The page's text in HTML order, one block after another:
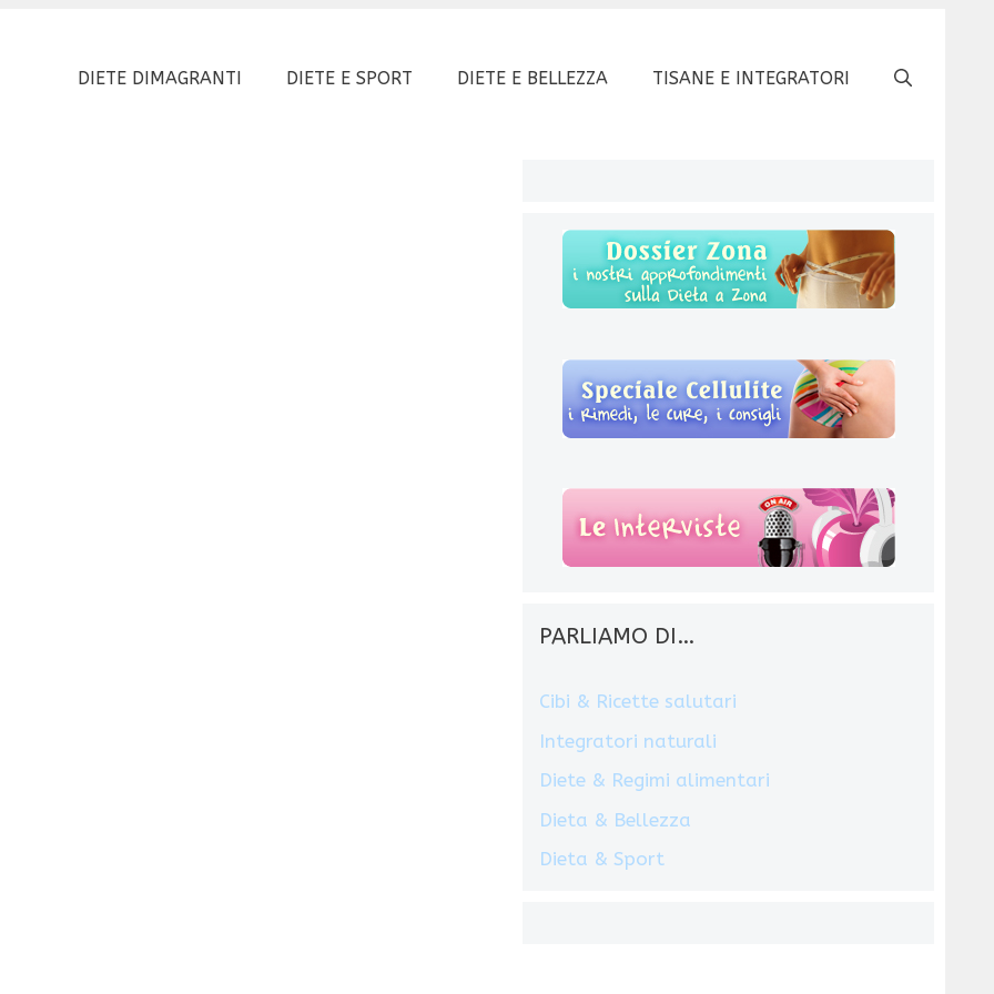
DIETE DIMAGRANTI DIETE E SPORT DIETE E BELLEZZA TISANE E INTEGRATORI
PARLIAMO DI…
Cibi & Ricette salutari
Integratori naturali
Diete & Regimi alimentari
Dieta & Bellezza
Dieta & Sport